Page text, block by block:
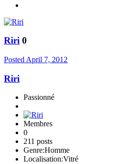
Riri 0
Posted April 7, 2012
Riri
Passionné
Membres
0
211 posts
Genre:Homme
Localisation:Vitré